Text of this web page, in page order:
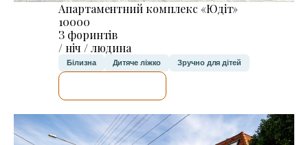
Апартаментний комплекс «Юдіт»
10000
З форинтів
/ ніч / людина
Білизна Дитяче ліжко Зручно для дітей